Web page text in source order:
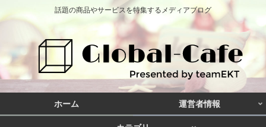
話題の商品やサービスを特集するメディアブログ
ホーム 運営者情報